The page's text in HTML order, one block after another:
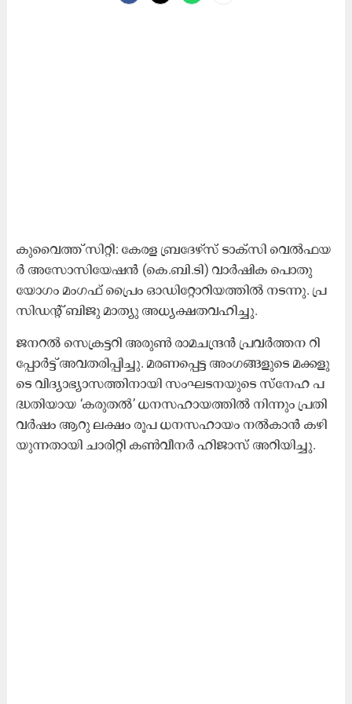
കു​വൈ​ത്ത് സി​റ്റി: കേ​ര​ള ബ്ര​ദേ​ഴ്സ് ടാ​ക്സി വെ​ൽ​ഫ​യ​
ർ അ​സോ​സി​യേ​ഷ​ൻ (കെ.​ബി.​ടി) വാ​ർ​ഷി​ക പൊ​തു​
യോ​ഗം മം​ഗ​ഫ് പ്രൈം ​ഓ​ഡി​റ്റോ​റി​യ​ത്തി​ൽ ന​ട​ന്നു. പ്ര​
സി​ഡ​ന്റ്‌ ബി​ജു മാ​ത്യു അ​ധ്യ​ക്ഷ​ത​വ​ഹി​ച്ചു.
ജ​ന​റ​ൽ സെ​ക്ര​ട്ട​റി അ​രു​ൺ രാ​മ​ച​ന്ദ്ര​ൻ പ്ര​വ​ർ​ത്ത​ന റി​
പ്പോ​ർ​ട്ട് അ​വ​ത​രി​പ്പി​ച്ചു. മ​ര​ണ​പ്പെ​ട്ട അം​ഗ​ങ്ങ​ളു​ടെ മ​ക്ക​ളു​
ടെ വി​ദ്യാ​ഭ്യാ​സ​ത്തി​നാ​യി സം​ഘ​ട​ന​യു​ടെ സ്നേ​ഹ പ​
ദ്ധ​തി​യാ​യ ‘ക​രു​ത​ൽ’ ധ​ന​സ​ഹാ​യ​ത്തി​ൽ നി​ന്നും പ്ര​തി
വ​ർ​ഷം ആ​റു ല​ക്ഷം രൂ​പ ധ​ന​സ​ഹാ​യം ന​ൽ​കാ​ൻ ക​ഴി​
യു​ന്ന​താ​യി ചാ​രി​റ്റി ക​ൺ​വീ​ന​ർ ഹി​ജാ​സ് അ​റി​യി​ച്ചു.